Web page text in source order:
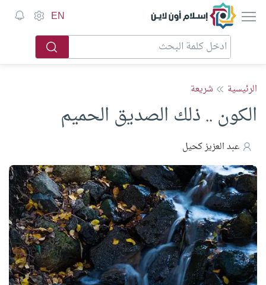
إسلام أون لاين EN
الرئيسية شريعة
الكون .. ذلك الصديق الحميم
عبد العزيز كحيل